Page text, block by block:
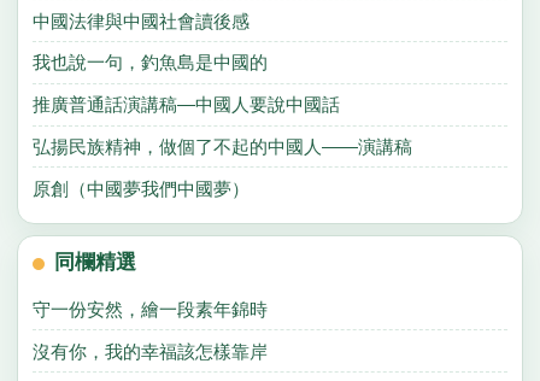
中國法律與中國社會讀後感
我也說一句，釣魚島是中國的
推廣普通話演講稿—中國人要說中國話
弘揚民族精神，做個了不起的中國人——演講稿
原創（中國夢我們中國夢）
同欄精選
守一份安然，繪一段素年錦時
沒有你，我的幸福該怎樣靠岸